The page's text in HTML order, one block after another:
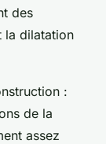
des
la dilatation
:
de la
assez